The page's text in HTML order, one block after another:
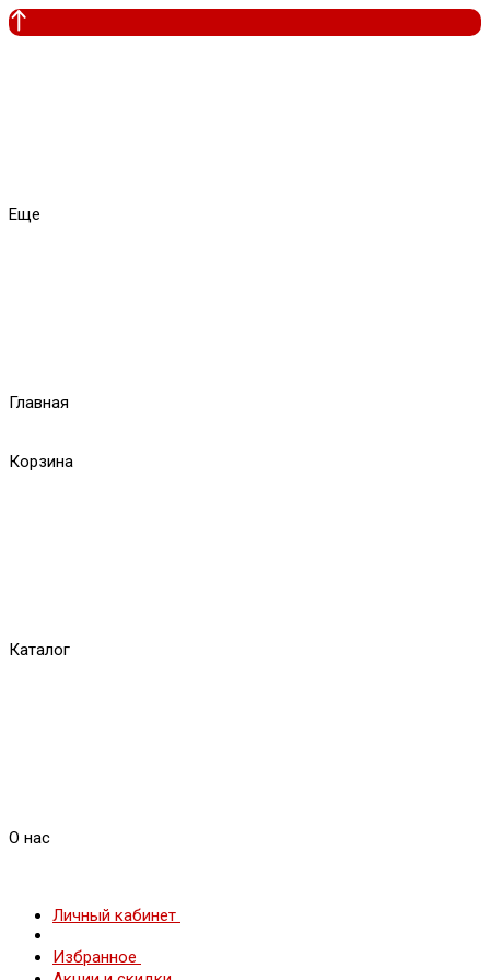
Еще
Главная
Корзина
Каталог
О нас
Личный кабинет
Избранное